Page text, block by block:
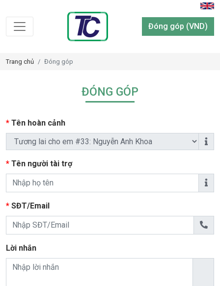
Đóng góp (VND)
Trang chủ Đóng góp
ĐÓNG GÓP
* Tên hoàn cảnh
* Tên người tài trợ
* SĐT/Email
Lời nhắn